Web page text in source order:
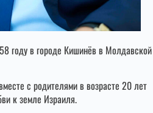
году в городе Кишинёв в Молдавской
с родителями в возрасте 20 лет
к земле Израиля.